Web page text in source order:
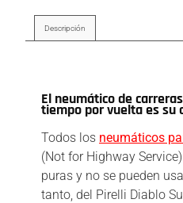
Descripción
El neumático de
tiempo por vuelta es su
Todos los neumáticos
(Not for Highway
puras y no se pueden
tanto, del Pirelli Diablo